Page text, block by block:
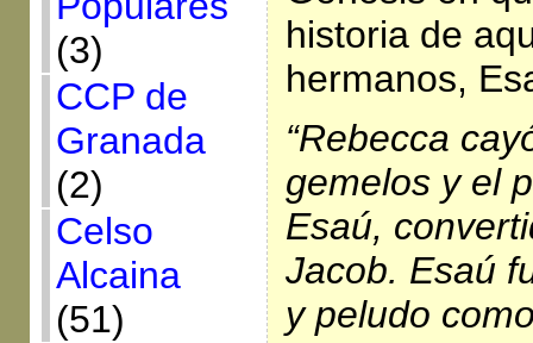
(3)
CCP de
Granada
(2)
Celso
Alcaina
(51)
historia de
hermanos,
“Rebecca
gemelos y el
Esaú,
Jacob. Esaú
y peludo